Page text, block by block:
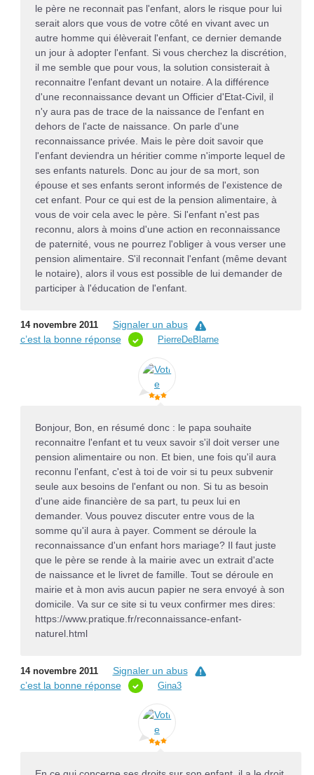
le père ne reconnait pas l'enfant, alors le risque pour lui
serait alors que vous de votre côté en vivant avec un
autre homme qui élèverait l'enfant, ce dernier demande
un jour à adopter l'enfant. Si vous cherchez la discrétion,
il me semble que pour vous, la solution consisterait à
reconnaitre l'enfant devant un notaire. A la différence
d'une reconnaissance devant un Officier d'Etat-Civil, il
n'y aura pas de trace de la naissance de l'enfant en
dehors de l'acte de naissance. On parle d'une
reconnaissance privée. Mais le père doit savoir que
l'enfant deviendra un héritier comme n'importe lequel de
ses enfants naturels. Donc au jour de sa mort, son
épouse et ses enfants seront informés de l'existence de
cet enfant. Pour ce qui est de la pension alimentaire, à
vous de voir cela avec le père. Si l'enfant n'est pas
reconnu, alors à moins d'une action en reconnaissance
de paternité, vous ne pourrez l'obliger à vous verser une
pension alimentaire. S'il reconnait l'enfant (même devant
le notaire), alors il vous est possible de lui demander de
participer à l'éducation de l'enfant.
14 novembre 2011
Signaler un abus
c’est la bonne réponse
PierreDeBlarne
Bonjour, Bon, en résumé donc : le papa souhaite
reconnaitre l'enfant et tu veux savoir s'il doit verser une
pension alimentaire ou non. Et bien, une fois qu'il aura
reconnu l'enfant, c'est à toi de voir si tu peux subvenir
seule aux besoins de l'enfant ou non. Si tu as besoin
d'une aide financière de sa part, tu peux lui en
demander. Vous pouvez discuter entre vous de la
somme qu'il aura à payer. Comment se déroule la
reconnaissance d'un enfant hors mariage? Il faut juste
que le père se rende à la mairie avec un extrait d'acte
de naissance et le livret de famille. Tout se déroule en
mairie et à mon avis aucun papier ne sera envoyé à son
domicile. Va sur ce site si tu veux confirmer mes dires:
https://www.pratique.fr/reconnaissance-enfant-
naturel.html
14 novembre 2011
Signaler un abus
c’est la bonne réponse
Gina3